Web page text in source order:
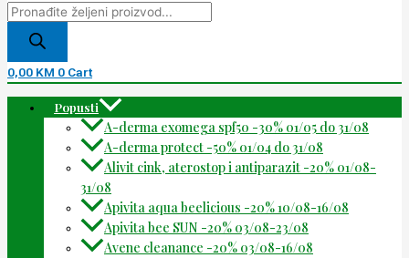
0,00 KM 0 Cart
Popusti
A-derma exomega spf50 -30% 01/05 do 31/08
A-derma protect -50% 01/04 do 31/08
Alivit cink, aterostop i antiparazit -20% 01/08-
31/08
Apivita aqua beelicious -20% 10/08-16/08
Apivita bee SUN -20% 03/08-23/08
Avene cleanance -20% 03/08-16/08